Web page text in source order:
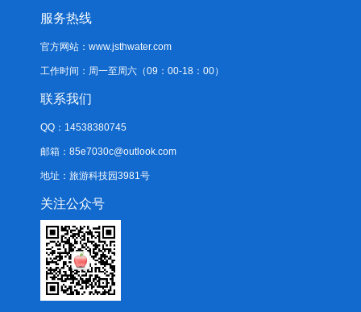
服务热线
官方网站：www.jsthwater.com
工作时间：周一至周六（09：00-18：00）
联系我们
QQ：14538380745
邮箱：85e7030c@outlook.com
地址：旅游科技园3981号
关注公众号